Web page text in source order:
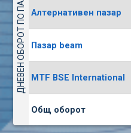
(WISR)
-3.93%
ДНЕВЕН ОБОРОТ ПО ПАЗАРИ Алтернативен пазар
Пазар beam
MTF BSE International
Общ оборот